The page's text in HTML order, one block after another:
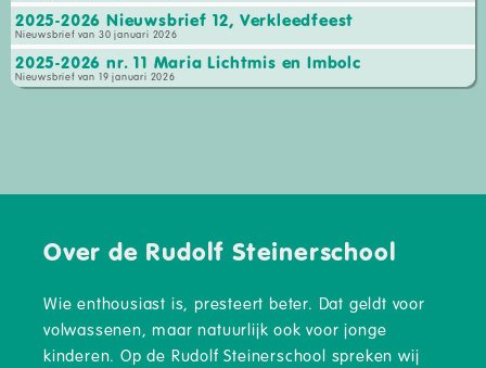
2025-2026 Nieuwsbrief 12, Verkleedfeest
Nieuwsbrief van 30 januari 2026
2025-2026 nr. 11 Maria Lichtmis en Imbolc
Nieuwsbrief van 19 januari 2026
Over de Rudolf Steinerschool
Wie enthousiast is, presteert beter. Dat geldt voor
volwassenen, maar natuurlijk ook voor jonge
kinderen. Op de Rudolf Steinerschool spreken wij